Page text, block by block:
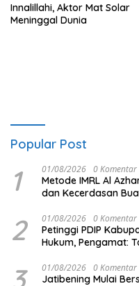
Innalillahi, Aktor Mat Solar
Meninggal Dunia
Popular Post
1 01/08/2026 0 Komentar
Metode IMRL Al
dan Kecerdasan
2 01/08/2026 0 Komentar
Petinggi PDIP
Hukum, Pengamat:
01/08/2026 0 Komentar
Jatibening Mulai